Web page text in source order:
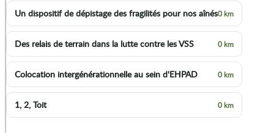
Un dispositif de dépistage des fragilités pour nos aînés0 km
Des relais de terrain dans la lutte contre les VSS 0 km
Colocation intergénérationnelle au sein d'EHPAD 0 km
1, 2, Toit 0 km